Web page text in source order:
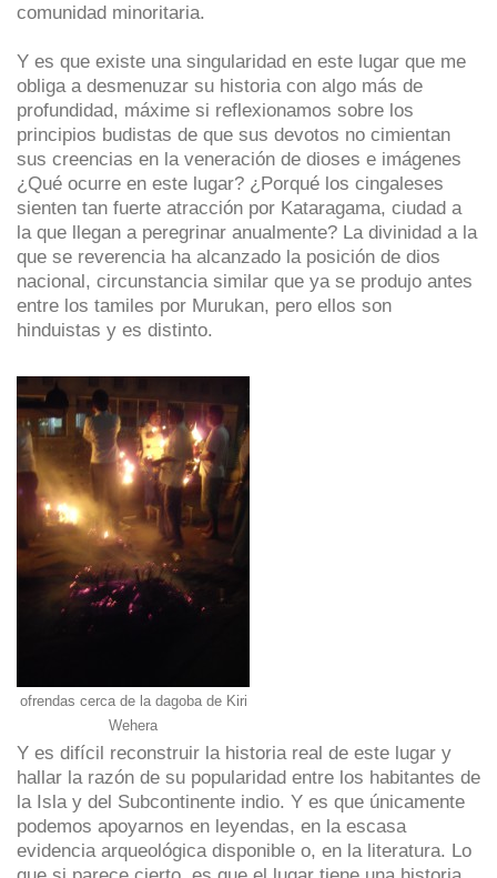
comunidad minoritaria.
Y es que existe una singularidad en este lugar que me
obliga a desmenuzar su historia con algo más de
profundidad, máxime si reflexionamos sobre los
principios budistas de que sus devotos no cimientan
sus creencias en la veneración de dioses e imágenes
¿Qué ocurre en este lugar? ¿Porqué los cingaleses
sienten tan fuerte atracción por Kataragama, ciudad a
la que llegan a peregrinar anualmente? La divinidad a la
que se reverencia ha alcanzado la posición de dios
nacional, circunstancia similar que ya se produjo antes
entre los tamiles por Murukan, pero ellos son
hinduistas y es distinto.
ofrendas cerca de la dagoba de Kiri
Wehera
Y es difícil reconstruir la historia real de este lugar y
hallar la razón de su popularidad entre los habitantes de
la Isla y del Subcontinente indio. Y es que únicamente
podemos apoyarnos en leyendas, en la escasa
evidencia arqueológica disponible o, en la literatura. Lo